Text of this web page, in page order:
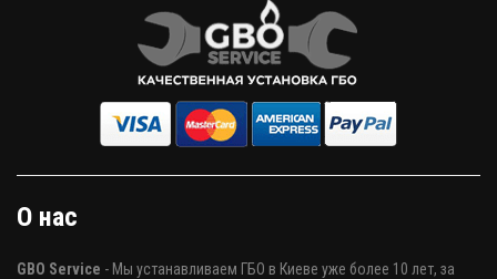
О нас
GBO Service - Мы устанавливаем ГБО в Киеве уже более 10 лет, за